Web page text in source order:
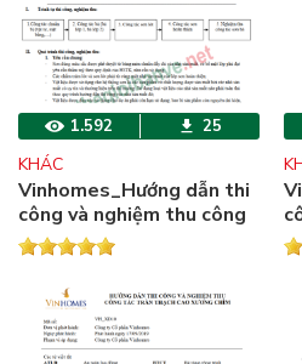
1.592 25
KHÁC
Vinhomes_Hướng dẫn thi
công và nghiệm thu công
tác sơn bả